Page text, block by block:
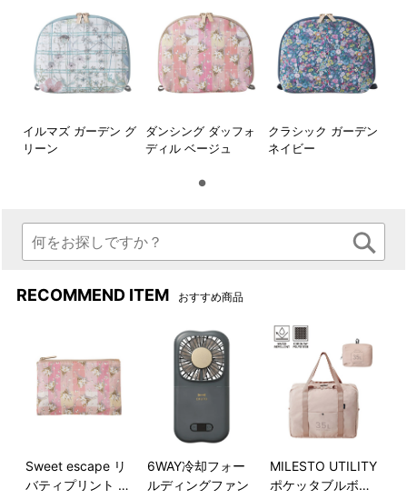
フックなどで吊り下げもでき
130年以上の歴史を持つ、ロンドンの老舗テキスタイルブランド
のLiberty Fabrics（リバティ・ファブリックス）。
は、ファッション界においても絶大な支持を集めています。
イルマズ ガーデン グ
リーン
ダンシング ダッフォ
ディル ベージュ
クラシック ガーデン
ネイビー
RECOMMEND ITEM おすすめ商品
Sweet escape リ
バティプリント フ
6WAY冷却フォー
ルディングファン
MILESTO UTILITY
ポケッタブルボス